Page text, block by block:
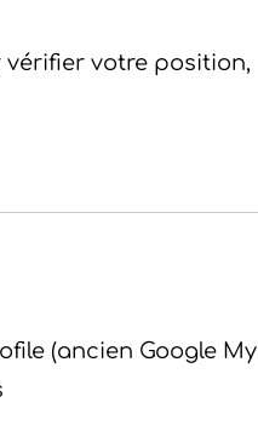
vérifier votre position,
(ancien Google My